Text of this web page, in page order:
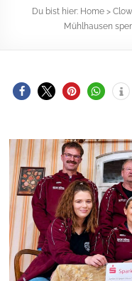
Du bist hier: Home>
Mühlhausen